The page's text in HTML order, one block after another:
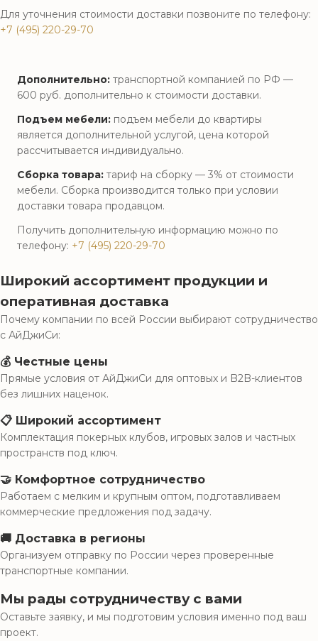
Для уточнения стоимости доставки позвоните по телефону:
+7 (495) 220-29-70
Дополнительно: транспортной компанией по РФ —
600 руб. дополнительно к стоимости доставки.
Подъем мебели: подъем мебели до квартиры
является дополнительной услугой, цена которой
рассчитывается индивидуально.
Сборка товара: тариф на сборку — 3% от стоимости
мебели. Сборка производится только при условии
доставки товара продавцом.
Получить дополнительную информацию можно по
телефону: +7 (495) 220-29-70
Широкий ассортимент продукции и
оперативная доставка
Почему компании по всей России выбирают сотрудничество
с АйДжиСи:
💰 Честные цены
Прямые условия от АйДжиСи для оптовых и B2B-клиентов
без лишних наценок.
📋 Широкий ассортимент
Комплектация покерных клубов, игровых залов и частных
пространств под ключ.
🤝 Комфортное сотрудничество
Работаем с мелким и крупным оптом, подготавливаем
коммерческие предложения под задачу.
🚚 Доставка в регионы
Организуем отправку по России через проверенные
транспортные компании.
Мы рады сотрудничеству с вами
Оставьте заявку, и мы подготовим условия именно под ваш
проект.